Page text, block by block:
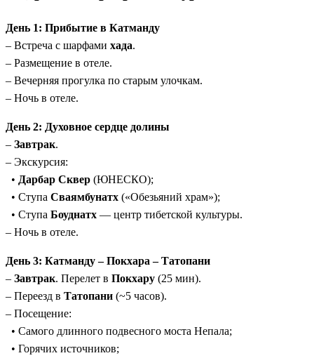
монастыри XIV века, дворцы королей Ло.
Все логистика решена:
Покхара, трансферы, питание в Мустанге (полный
пансион).
Профессиональное сопровождение:
гид в Мустанге.
День 1: Прибытие в Катманду
– Встреча с шарфами хада.
– Размещение в отеле.
– Вечерняя прогулка по старым улочкам.
– Ночь в отеле.
День 2: Духовное сердце долины
– Завтрак.
– Экскурсия:
• Дарбар Сквер (ЮНЕСКО);
• Ступа Сваямбунатх («Обезьяний храм»);
• Ступа Боуднатх — центр тибетской культуры.
– Ночь в отеле.
День 3: Катманду – Покхара – Татопани
– Завтрак. Перелет в Покхару (25 мин).
– Переезд в Татопани (~5 часов).
– Посещение:
• Самого длинного подвесного моста Непала;
• Горячих источников;